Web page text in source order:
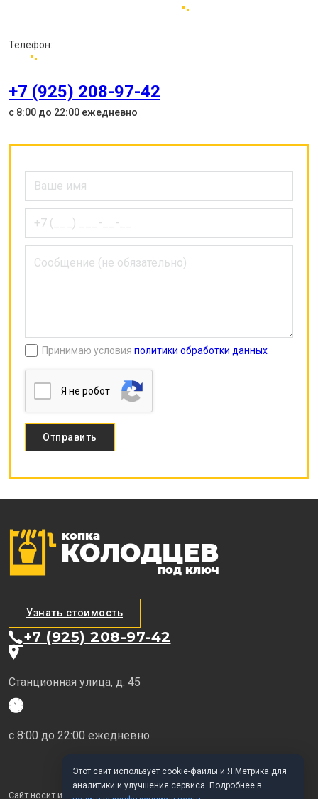
Телефон:
+7 (925) 208-97-42
с 8:00 до 22:00 ежедневно
Принимаю условия политики обработки данных
Я нe poбoт
Узнать стоимость
+7 (925) 208-97-42
Станционная улица, д. 45
с 8:00 до 22:00 ежедневно
Сайт носит исключительно информационный характер и не является
Этот сайт использует cookie-файлы и Я.Метрика для
аналитики и улучшения сервиса. Подробнее в